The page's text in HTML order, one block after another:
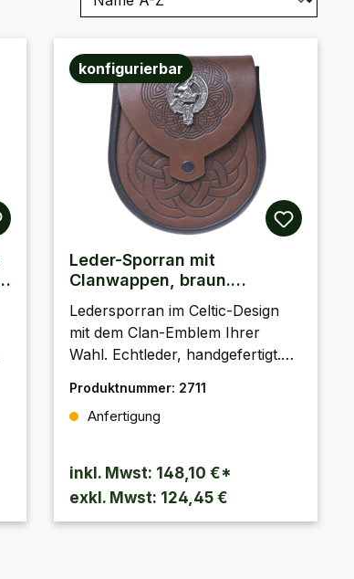
konfigurierbar
Leder-Sporran mit
Clanwappen, braun.
Echtleder, handgefertigt
Ledersporran im Celtic-Design
mit dem Clan-Emblem Ihrer
Wahl. Echtleder, handgefertigt.
Schottland. Preis ohne
Sporrangürtel. 100% Leder,
Metalldruckknopf.
Produktnummer: 2711
Anfertigung
inkl. Mwst: 148,10 €*
exkl. Mwst: 124,45 €